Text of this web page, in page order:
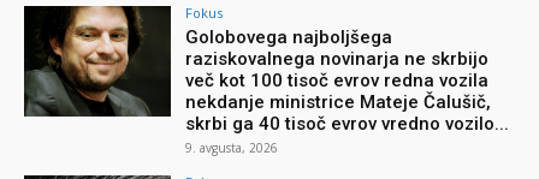
Fokus
Golobovega najboljšega
raziskovalnega novinarja ne skrbijo
več kot 100 tisoč evrov redna vozila
nekdanje ministrice Mateje Čalušič,
skrbi ga 40 tisoč evrov vredno vozilo...
9. avgusta, 2026